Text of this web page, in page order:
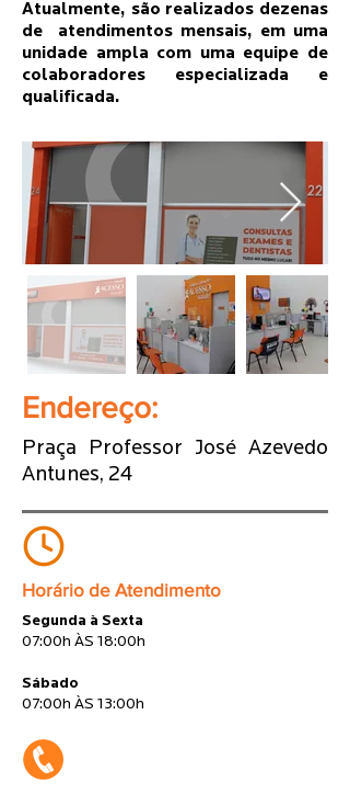
Atualmente, são realizados dezenas
de atendimentos mensais, em uma
unidade ampla com uma equipe de
colaboradores especializada e
qualificada.
Endereço:
Praça Professor José Azevedo
Antunes, 24
Horário de Atendimento
Segunda à Sexta
07:00h ÀS 18:00h
Sábado
07:00h ÀS 13:00h